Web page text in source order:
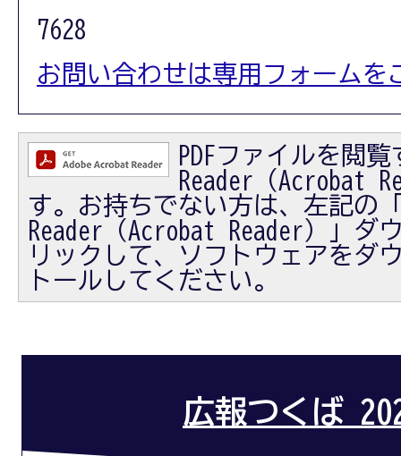
7628
お問い合わせは専用フォームを
PDFファイルを閲
Reader（Acrobat
す。お持ちでない方は、左記の
Reader（Acrobat Reader）」ダ
リックして、ソフトウェアをダ
トールしてください。
広報つくば